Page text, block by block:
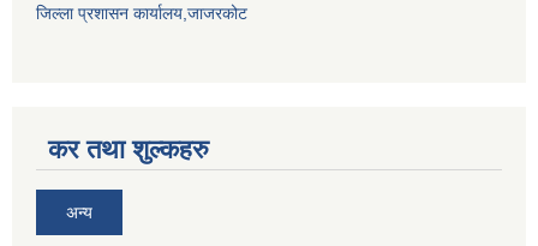
जिल्ला प्रशासन कार्यालय,जाजरकोट
कर तथा शुल्कहरु
अन्य